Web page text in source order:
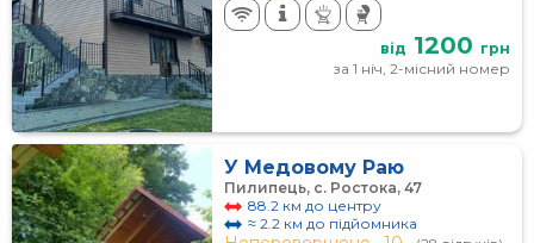
від 1200 грн
за 1 ніч, 2-місний номер
У Медовому Раю
Пилипець, с. Ростока, 47
88.2 км до центру
≈ 2.2 км до підйомника